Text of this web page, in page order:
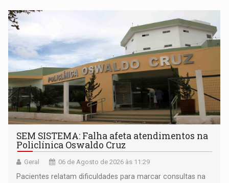
SEM SISTEMA: Falha afeta atendimentos na
Policlínica Oswaldo Cruz
Geral 06 de Agosto de 2026 às 11:29
Pacientes relatam dificuldades para marcar consultas na